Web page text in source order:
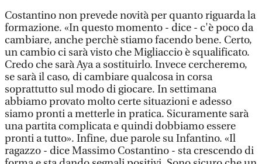
Costantino non prevede novità per quanto riguarda la
formazione. «In questo momento - dice - c'è poco da
cambiare, anche perchè stiamo facendo bene. Certo,
un cambio ci sarà visto che Migliaccio è squalificato.
Credo che sarà Aya a sostituirlo. Invece cercheremo,
se sarà il caso, di cambiare qualcosa in corsa
soprattutto sul modo di giocare. In settimana
abbiamo provato molto certe situazioni e adesso
siamo pronti a metterle in pratica. Sicuramente sarà
una partita complicata e quindi dobbiamo essere
pronti a tutto». Infine, due parole su Infantino. «Il
ragazzo - dice Massimo Costantino - sta crescendo di